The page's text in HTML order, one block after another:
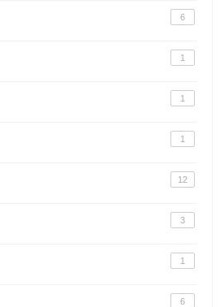
6
1
1
1
12
3
1
6